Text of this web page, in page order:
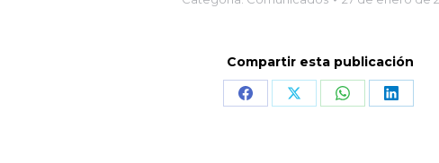
Compartir esta publicación
Share Share Share Share